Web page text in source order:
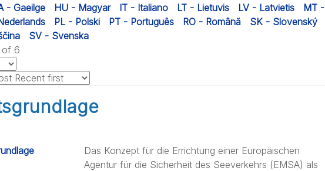
- Gaeilge HU - Magyar IT - Italiano LT - Lietuvis LV - Latvietis
MT -
PL - Polski PT - Português RO - Română
SK - Slovenský
SV - Svenska
of 6
Das Konzept für die Errichtung einer Europäischen
Agentur für die Sicherheit des Seeverkehrs (EMSA) als